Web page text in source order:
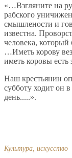
«…Взгляните на
рабского
смышлености и
известна.
человека,
…Иметь корову
иметь коровы есть
Наш крестьянин
субботу ходит он
день.....».
Культура, искусство